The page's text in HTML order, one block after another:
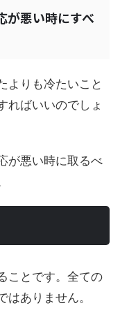
が悪い時にすべ
よりも冷たいこと
ればいいのでしょ
が悪い時に取るべ
ことです。全ての
ありません。